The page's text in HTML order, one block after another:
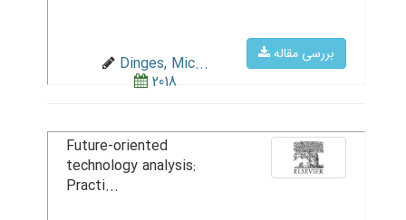
بررسی مقاله
Dinges, Mic...
2018
Future-oriented
technology analysis:
Practi...